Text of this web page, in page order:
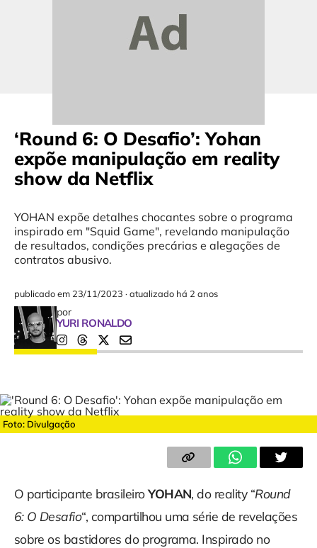
‘Round 6: O Desafio’: Yohan
expõe manipulação em reality
show da Netflix
YOHAN expõe detalhes chocantes sobre o programa
inspirado em "Squid Game", revelando manipulação
de resultados, condições precárias e alegações de
contratos abusivo.
publicado em 23/11/2023 ·atualizado há 2 anos
por
YURI RONALDO
Foto: Divulgação
O participante brasileiroYOHAN, do reality “Round
6: O Desafio“, compartilhou uma série de revelações
sobre os bastidores do programa. Inspirado no